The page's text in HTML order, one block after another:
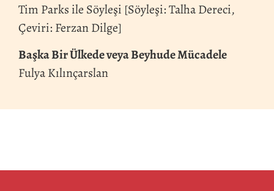
Tim Parks ile Söyleşi [Söyleşi: Talha Dereci,
Çeviri: Ferzan Dilge]
Başka Bir Ülkede veya Beyhude Mücadele
Fulya Kılınçarslan